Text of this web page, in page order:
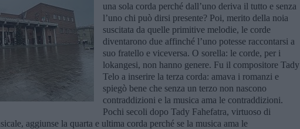
una sola corda perché dall’uno deriva il tutto e senza
l’uno chi può dirsi presente? Poi, merito della noia
suscitata da quelle primitive melodie, le corde
diventarono due affinché l’uno potesse raccontarsi a
suo fratello e viceversa. O sorella: le corde, per i
lokangesi, non hanno genere. Fu il compositore Tady
Telo a inserire la terza corda: amava i romanzi e
spiegò bene che senza un terzo non nascono
contraddizioni e la musica ama le contraddizioni.
Pochi secoli dopo Tady Fahefatra, virtuoso di
aggiunse la quarta e ultima corda perché se la musica ama le